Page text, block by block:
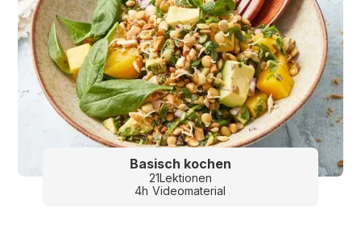
Basisch kochen
21Lektionen
4h Videomaterial